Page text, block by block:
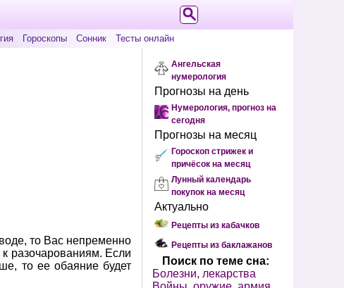
Гороскопы Сонник Тесты онлайн
то Вас непременно
разочарованиям. Если
то ее обаяние будет
Ангельская
нумерология
Прогнозы на день
Нумерология, прогноз на
сегодня
Прогнозы на месяц
Гороскоп стрижек и
причёсок на месяц
Лунный календарь
покупок на месяц
Актуально
Рецепты из кабачков
Рецепты из баклажанов
Поиск по теме сна:
Болезни, лекарства